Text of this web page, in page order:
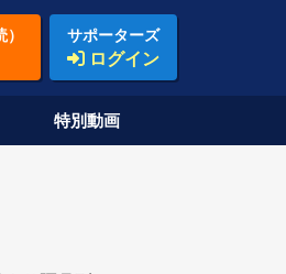
サポーターズ
ログイン
特別動画